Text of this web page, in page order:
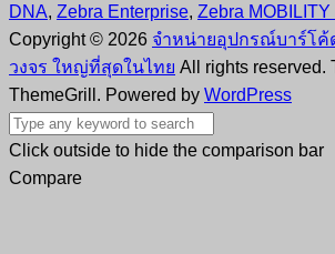
DNA, Zebra Enterprise, Zebra MOBILITY
Copyright © 2026 จำหน่ายอุปกรณ์บาร์โ
วงจร ใหญ่ที่สุดในไทย All rights reserved.
ThemeGrill. Powered by WordPress
Click outside to hide the comparison bar
Compare